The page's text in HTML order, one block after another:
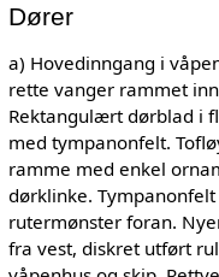
Dører
a) Hovedinngang i
rette vanger rammet
Rektangulært dørblad i
med tympanonfelt.
ramme med enkel
dørklinke.
rutermønster foran.
fra vest, diskret utført